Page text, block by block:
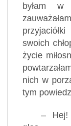
byłam
swoich
życie
nich w
tym
– Hej!